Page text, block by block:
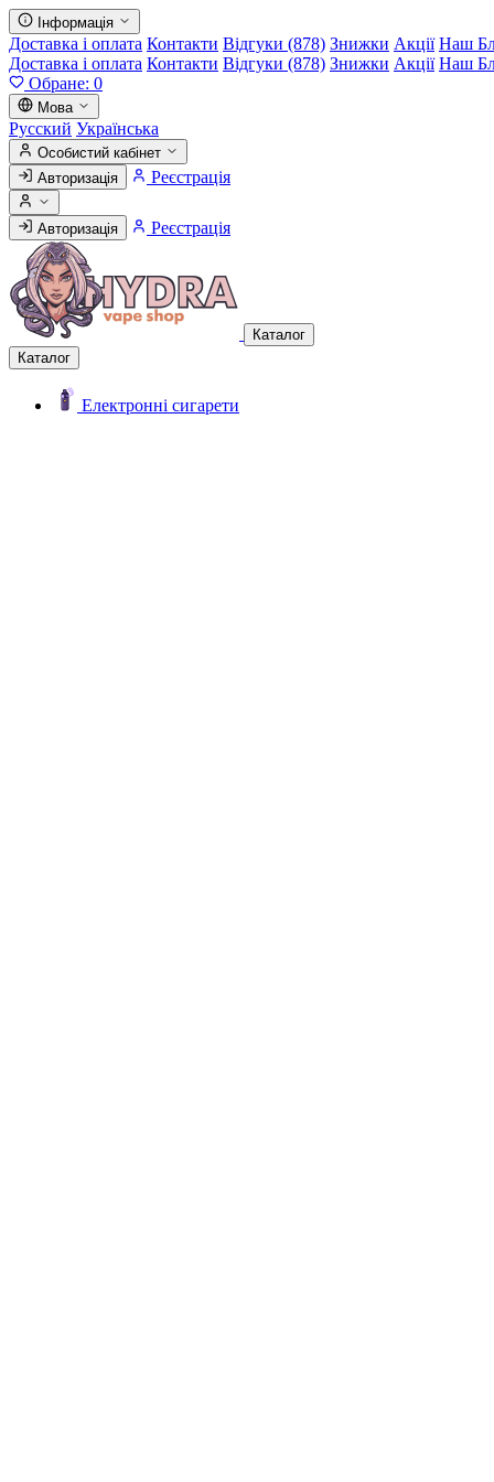
Інформація
Доставка і оплата Контакти Відгуки (878) Знижки Акції Наш
Доставка і оплата Контакти Відгуки (878) Знижки Акції Наш
Обране: 0
Мова
Русский Українська
Особистий кабінет
Авторизація
Реєстрація
Авторизація Реєстрація
Каталог
Каталог
Електронні сигарети